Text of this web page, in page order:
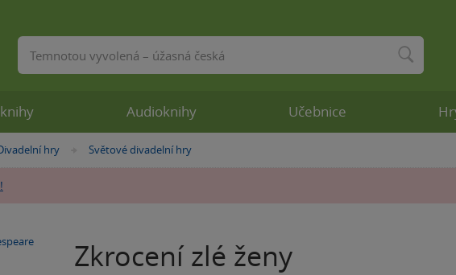
hry »
Světové divadelní hry
Zkrocení zlé ženy
Audioknihy Učebnice
Vyhledávání